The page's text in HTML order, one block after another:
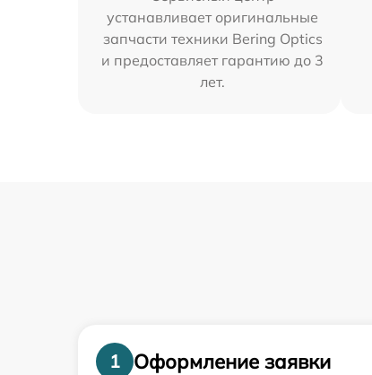
устанавливает оригинальные
запчасти техники Bering Optics
и предоставляет гарантию до 3
лет.
1
Оформление заявки